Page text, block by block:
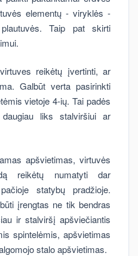
elementų - viryklės -
Taip pat skirti
reikėtų įvertinti, ar
Galbūt verta pasirinkti
vietoje 4-ių. Tai padės
liks stalviršiui ar
apšvietimas, virtuvės
reikėtų numatyti dar
statybų pradžioje.
įrengtas ne tik bendras
ir stalviršį apšviečiantis
spintelėmis, apšvietimas
stalo apšvietimas.